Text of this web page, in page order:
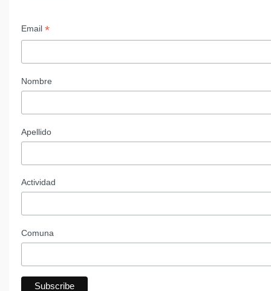
Email *
Nombre
Apellido
Actividad
Comuna